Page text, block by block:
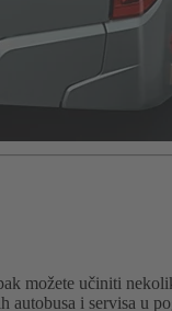
možete učiniti
i servisa u